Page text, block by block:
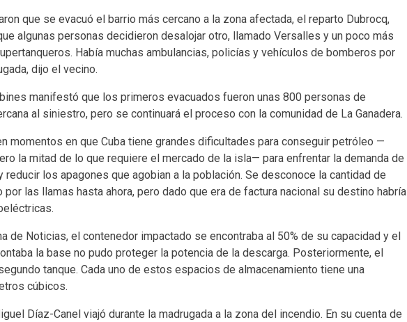
que se evacuó el barrio más cercano a la zona afectada, el reparto Dubrocq,
algunas personas decidieron desalojar otro, llamado Versalles y un poco más
Había muchas ambulancias, policías y vehículos de bomberos por
dijo el vecino.
manifestó que los primeros evacuados fueron unas 800 personas de
al siniestro, pero se continuará el proceso con la comunidad de La Ganadera.
momentos en que Cuba tiene grandes dificultades para conseguir petróleo —
la mitad de lo que requiere el mercado de la isla— para enfrentar la demanda de
los apagones que agobian a la población. Se desconoce la cantidad de
las llamas hasta ahora, pero dado que era de factura nacional su destino habría
de Noticias, el contenedor impactado se encontraba al 50% de su capacidad y el
la base no pudo proteger la potencia de la descarga. Posteriormente, el
tanque. Cada uno de estos espacios de almacenamiento tiene una
cúbicos.
Díaz-Canel viajó durante la madrugada a la zona del incendio. En su cuenta de